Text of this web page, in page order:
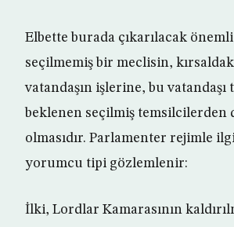
Elbette burada çıkarılacak
seçilmemiş bir meclisin,
vatandaşın işlerine, bu vatandaşı
beklenen seçilmiş temsilcilerden
olmasıdır. Parlamenter rejimle
yorumcu tipi gözlemlenir:
İlki, Lordlar Kamarasının